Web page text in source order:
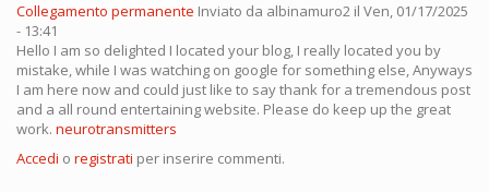
Collegamento permanente Inviato da albinamuro2 il Ven, 01/17/2025
- 13:41
Hello I am so delighted I located your blog, I really located you by
mistake, while I was watching on google for something else, Anyways
I am here now and could just like to say thank for a tremendous post
and a all round entertaining website. Please do keep up the great
work. neurotransmitters
Accedi o registrati per inserire commenti.